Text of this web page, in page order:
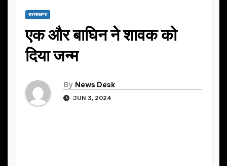
उत्तराखण्ड
एक और बाघिन ने शावक को
दिया जन्म
By News Desk
JUN 3, 2024